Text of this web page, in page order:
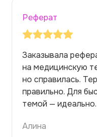
Реферат
Заказывала
на медицинскую
но справилась.
правильно. Для
темой — идеально.
Алина